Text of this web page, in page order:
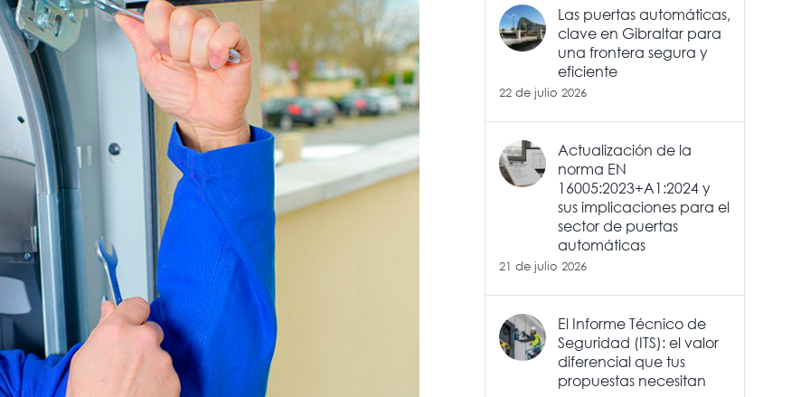
Las puertas automáticas,
clave en Gibraltar para
una frontera segura y
eficiente
22 de julio 2026
Actualización de la
norma EN
16005:2023+A1:2024 y
sus implicaciones para el
sector de puertas
automáticas
21 de julio 2026
El Informe Técnico de
Seguridad (ITS): el valor
diferencial que tus
propuestas necesitan